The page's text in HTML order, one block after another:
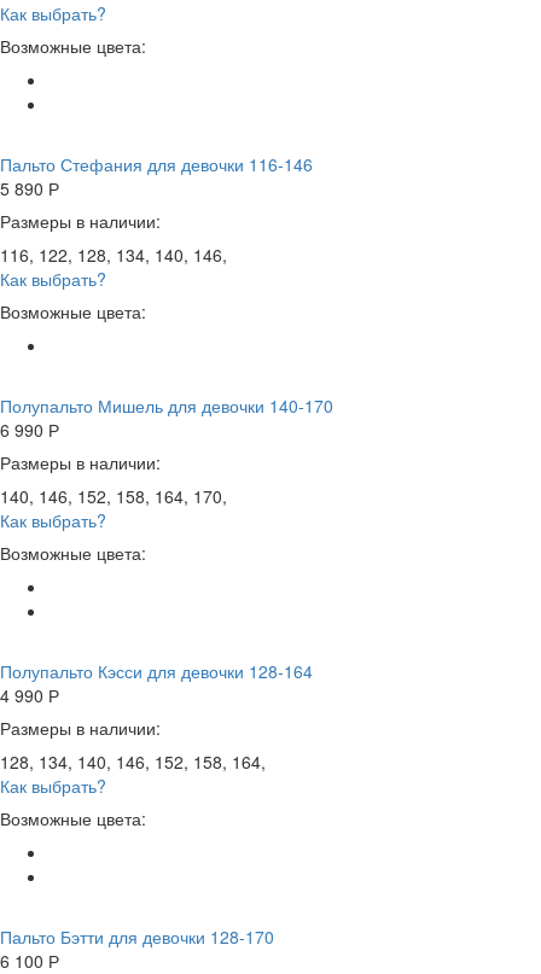
Как выбрать?
Возможные цвета:
Пальто Стефания для девочки 116-146
5 890 Р
Размеры в наличии:
116, 122, 128, 134, 140, 146,
Как выбрать?
Возможные цвета:
Полупальто Мишель для девочки 140-170
6 990 Р
Размеры в наличии:
140, 146, 152, 158, 164, 170,
Как выбрать?
Возможные цвета:
Полупальто Кэсси для девочки 128-164
4 990 Р
Размеры в наличии:
128, 134, 140, 146, 152, 158, 164,
Как выбрать?
Возможные цвета:
Пальто Бэтти для девочки 128-170
6 100 Р